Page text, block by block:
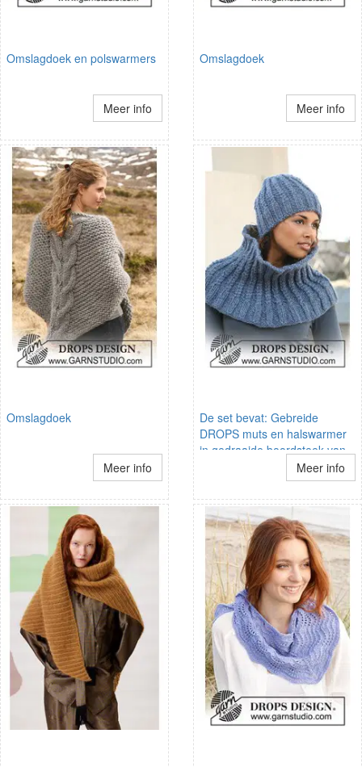
Omslagdoek en polswarmers
Meer info
Omslagdoek
Meer info
Omslagdoek
Meer info
De set bevat: Gebreide
DROPS muts en halswarmer
in gedraaide boordsteek van
Meer info